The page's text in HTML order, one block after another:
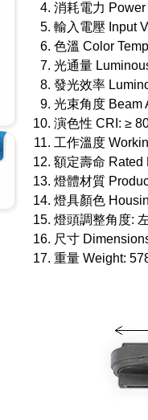
消耗電力
輸入電壓 Input
色溫 Color
光通量
發光效率
光束角度 Beam
演色性 CRI: ≥
工作溫度
額定壽命 Rated
燈體材質
燈具顏色
燈頭調整角度:
尺寸
重量 Weight: